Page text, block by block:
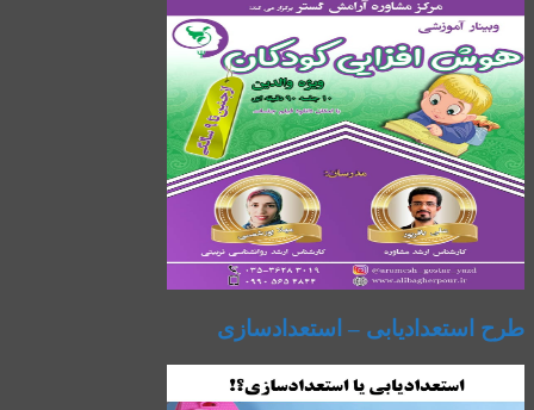
طرح استعدادیابی – استعدادسازی